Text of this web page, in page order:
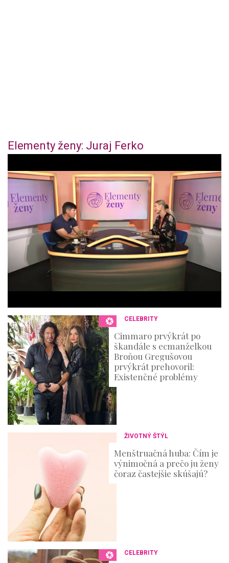
Elementy ženy: Juraj Ferko
f
4
m
i
t
e
6
d
s
CELEBRITY
Cimmaro prvýkrát po
škandále s ecmanželkou
Broňou Gregušovou
prvýkrát prehovoril:
Existenčné problémy
ŽIVOTNÝ ŠTÝL
Menštruačná huba: Čím je
výnimočná a prečo ju ženy
čoraz častejšie skúšajú?
CELEBRITY